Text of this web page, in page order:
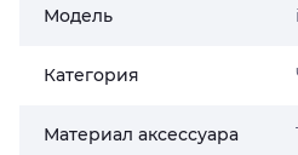
Модель
Категория
Материал аксессуара